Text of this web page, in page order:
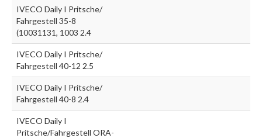
IVECO Daily I Pritsche/
Fahrgestell 35-8
(10031131, 1003 2.4
IVECO Daily I Pritsche/
Fahrgestell 40-12 2.5
IVECO Daily I Pritsche/
Fahrgestell 40-8 2.4
IVECO Daily I
Pritsche/Fahrgestell ORA-